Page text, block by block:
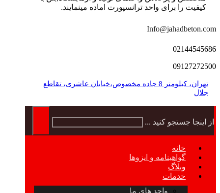
کیفیت را برای واحد ترانسپورت اماده مینمایند.
Info@jahadbeton.com
02144545686
09127272500
تهران، کیلومتر 8 جاده مخصوص،خیابان عاشری، تقاطع
جلال
از اینجا جستجو کنید ...
خانه
گواهینامه و ایزوها
وبلاگ
خدمات
واحد های ما